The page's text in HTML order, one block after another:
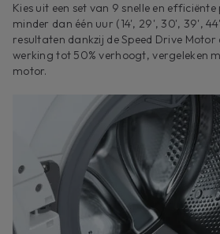
Kies uit een set van 9 snelle en
minder dan één uur (14', 29', 30', 39',
resultaten dankzij de Speed Drive Motor
werking tot 50% verhoogt, vergeleken
motor.